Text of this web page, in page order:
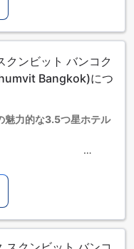
＞ベビーベッドのご
ます。また、利用可
す。
タイプにより異なり
オプションが提示され
クンビット バンコク
Bangkok)につ
力的な3.5つ星ホテル
年に建てられ、
れました。バンコク空
利なロケーションにあ
ェックアウトは正午ま